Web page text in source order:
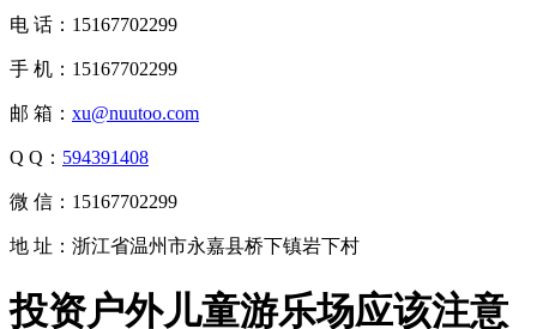
电 话：15167702299
手 机：15167702299
邮 箱： xu@nuutoo.com
Q Q： 594391408
微 信：15167702299
地 址：浙江省温州市永嘉县桥下镇岩下村
投资户外儿童游乐场应该注意